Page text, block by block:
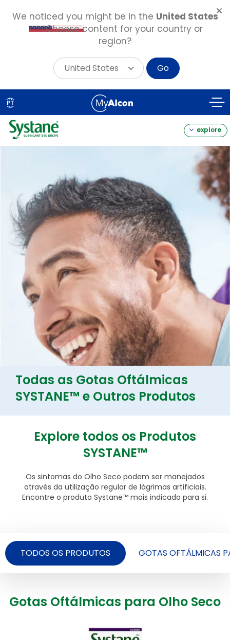
Skip
to
main
content
PT
explore
Todas as Gotas Oftálmicas
SYSTANE™ e Outros Produtos
Explore todos os Produtos
SYSTANE™
Os sintomas do Olho Seco podem ser manejados
através da utilização regular de lágrimas artificiais.
Encontre o produto Systane™ mais indicado para si.
TODOS OS PRODUTOS GOTAS OFTÁLMICAS
Gotas Oftálmicas para Olho Seco
We noticed you might be in the United States
. Choose content for your country or
region?
United States Go